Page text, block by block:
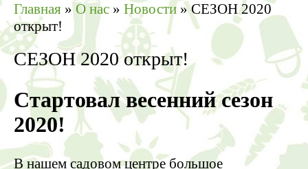
Главная »О нас » Новости»СЕЗОН 2020
открыт!
СЕЗОН 2020 открыт!
Стартовал весенний сезон
2020!
В нашем cадовом центре большое